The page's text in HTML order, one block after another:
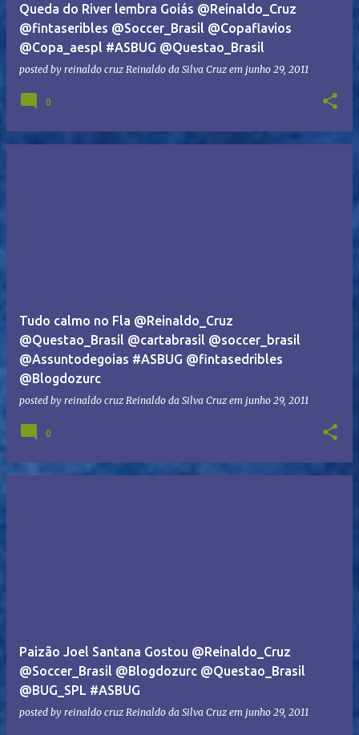
Queda do River lembra Goiás @Reinaldo_Cruz
@fintaseribles @Soccer_Brasil @Copaflavios
@Copa_aespl #ASBUG @Questao_Brasil
posted by reinaldo cruz Reinaldo da Silva Cruz em junho 29, 2011
0
Tudo calmo no Fla @Reinaldo_Cruz
@Questao_Brasil @cartabrasil @soccer_brasil
@Assuntodegoias #ASBUG @fintasedribles
@Blogdozurc
posted by reinaldo cruz Reinaldo da Silva Cruz em junho 29, 2011
0
Paizão Joel Santana Gostou @Reinaldo_Cruz
@Soccer_Brasil @Blogdozurc @Questao_Brasil
@BUG_SPL #ASBUG
posted by reinaldo cruz Reinaldo da Silva Cruz em junho 29, 2011